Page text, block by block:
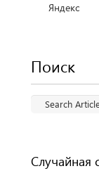
Яндекс
Поиск
Случайная